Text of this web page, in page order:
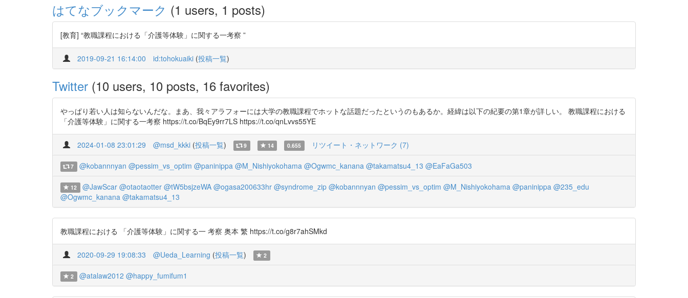
はてなブックマーク (1 users, 1 posts)
[教育] “教職課程における「介護等体験」に関する一考察 ”
2019-09-21 16:14:00 id:tohokuaiki (投稿一覧)
Twitter (10 users, 10 posts, 16 favorites)
やっぱり若い人は知らないんだな。まあ、我々アラフォーには大学の教職課程でホットな話題だったというのもあるか。経緯は以下の紀要の第1章が詳しい。 教職課程における
「介護等体験」に関する一考察 https://t.co/BqEy9rr7LS https://t.co/qnLvvs55YE
2024-01-08 23:01:29 @msd_kkki (投稿一覧) 9 14 0.655 リツイート・ネットワーク (7)
7 @kobannnyan @pessim_vs_optim @paninippa @M_Nishiyokohama @Ogwmc_kanana @takamatsu4_13 @EaFaGa503
12 @JawScar @otaotaotter @tW5bsjzeWA @ogasa200633hr @syndrome_zip @kobannnyan @pessim_vs_optim @M_Nishiyokohama @paninippa @235_edu
@Ogwmc_kanana @takamatsu4_13
教職課程における 「介護等体験」に関する一 考察 奥本 繁 https://t.co/g8r7ahSMkd
2020-09-29 19:08:33 @Ueda_Learning (投稿一覧) 2
2 @atalaw2012 @happy_fumifum1